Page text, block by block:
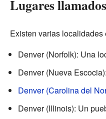
Lugares
Existen varias
Denver (Norfolk): Una
Denver (Nueva
Denver (Carolina del
Denver (Illinois): Un